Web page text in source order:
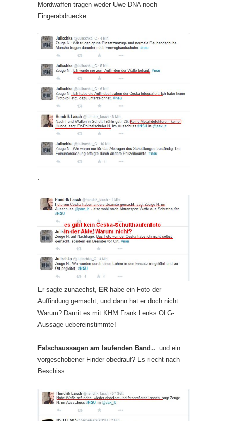
Mordwaffen tragen weder Uwe-DNA noch
Fingerabdruecke…
Er sagte zunaechst, ER habe ein Foto der
Auffindung gemacht, und dann hat er doch nicht.
Warum? Damit es mit KHM Frank Lenks OLG-
Aussage uebereinstimmte!
Falschaussagen am laufenden Band... und ein
vorgeschobener Finder obedrauf? Es riecht nach
Beschiss.